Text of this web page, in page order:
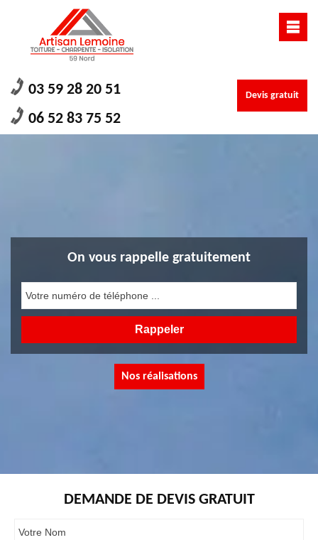
03 59 28 20 51
06 52 83 75 52
Devis gratuit
On vous rappelle gratuitement
Nos réalisations
DEMANDE DE DEVIS GRATUIT